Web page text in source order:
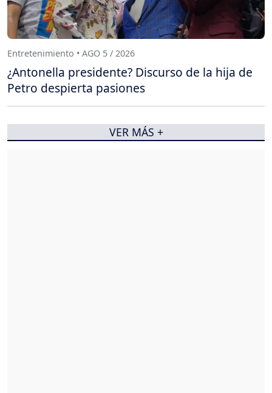
Entretenimiento • AGO 5 / 2026
¿Antonella presidente? Discurso de la hija de
Petro despierta pasiones
VER MÁS +